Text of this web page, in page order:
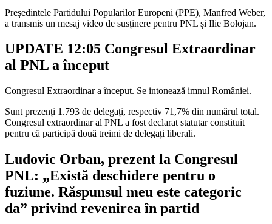
Președintele Partidului Popularilor Europeni (PPE), Manfred Weber,
a transmis un mesaj video de susținere pentru PNL și Ilie Bolojan.
UPDATE 12:05 Congresul Extraordinar
al PNL a început
Congresul Extraordinar a început. Se intonează imnul României.
Sunt prezenți 1.793 de delegați, respectiv 71,7% din numărul total.
Congresul extraordinar al PNL a fost declarat statutar constituit
pentru că participă două treimi de delegați liberali.
Ludovic Orban, prezent la Congresul
PNL: „Există deschidere pentru o
fuziune. Răspunsul meu este categoric
da” privind revenirea în partid